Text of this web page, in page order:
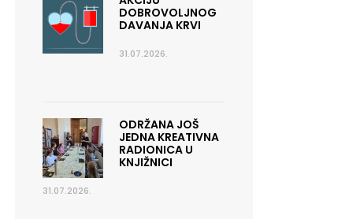
DOBROVOLJNOG
DAVANJA KRVI
31.07.2026.
ODRŽANA JOŠ
JEDNA KREATIVNA
RADIONICA U
KNJIŽNICI
31.07.2026.